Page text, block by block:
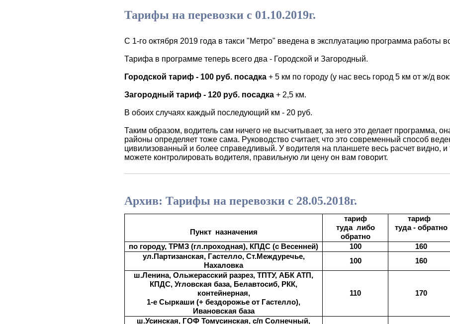
Тарифы на перевозки с 01.10.2019г.
С 1-го октября 2019 года в такси "Метро" введена в эксплуатацию программа работы
Тарифа в программе теперь всего два - Городской и Загородный.
Городской тариф - 100 руб. посадка + 5 км по городу (у нас весь город 5 км от ж/д
Загородный тариф - 120 руб. посадка + 2,5 км.
В обоих случаях каждый последующий км - 20 руб.
Таким образом, водитель сам ничего не высчитывает, за него это делает программа,
районы определяет тоже сама. Руководство считает, что это современный способ
цивилизованный и более справедливый. У водителя на планшете весь расчет видно,
можете контролировать водителя, правильную ли цену он вам говорит.
Архив: Тарифы на перевозки с 28.05.2018г.
Пункт назначения
тариф
туда либо
обратно
тариф
туда - обратно
по городу, ТРМЗ (гл.проходная), КПДС (с Весенней) 100 160
ул.Партизанская, Гастелло, Ст.Междуречье,
Нахаловка
100 160
ш.Ленина, Ольжерасский разрез, ТПТУ, АБК АТП,
КПДС, Угловская база, Белавтосиб, РКК,
контейнерная,
1-е Сыркаши (+ бездорожье от Гастелло),
Ивановская база
110 170
ш.Усинская, ГОФ Томусинская, с/п Солнечный,